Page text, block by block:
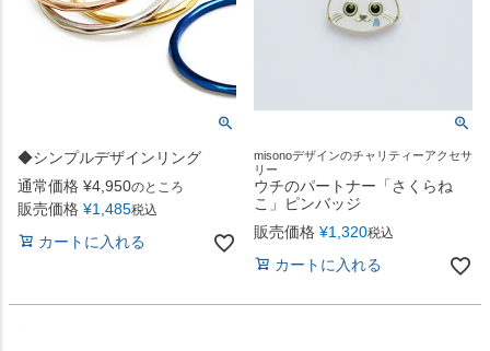
◆シンプルデザインリング
通常価格 ¥4,950のところ
販売価格 ¥1,485税込
カートに入れる
misonoデザインのチャリティーアクセサ
リー
ウチのパートナー「さくらね
こ」ピンバッジ
販売価格 ¥1,320税込
カートに入れる